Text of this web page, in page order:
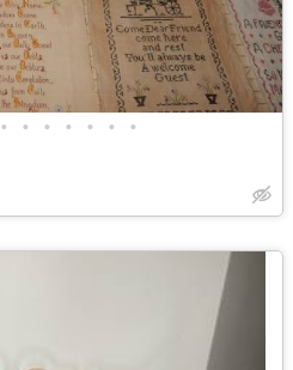
• • • • • • •